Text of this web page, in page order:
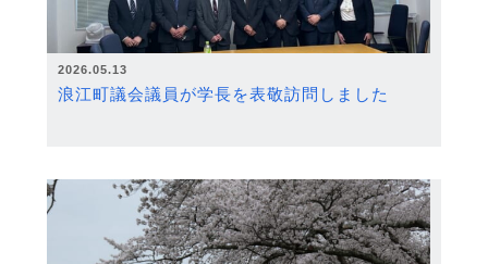
2026.05.13
浪江町議会議員が学長を表敬訪問しました